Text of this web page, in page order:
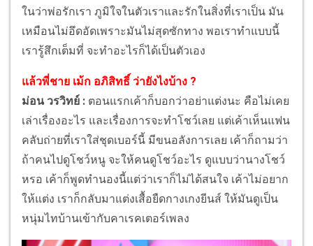
ในว่าพ่อรักเรา ภูมิใจในตัวเราและรักในสิ่งที่เราเป็น มัน
เหมือนไม่อึดอัดเพราะมันไม่สุดซักทาง พอเราทำแบบนี้
เรารู้สึกเต็มที่ จะทำอะไรก็ได้เป็นตัวเอง
แล้วพี่ชาย เม้ก อภิสิทธิ์ ว่ายังไงบ้าง ?
ม่อน วรวิทย์ : ตอนแรกเค้าก็บอกว่าอย่าแต่งนะ คือไม่เคย
เล่าเรื่องอะไร และเรื่องการจะทำโชว์เลย แต่เค้าเห็นแฟน
คลับถ่ายที่เราใส่ชุดเบอร์นี้ มีขนอลังการเลย เค้าก็ถามว่า
ถ้าคนไปดูโชว์หนู จะให้คนดูโชว์อะไร ดูแบบว่านางโชว์
หรอ เค้าก็พูดทำนองนี้แต่ว่าเราก็ไม่ได้สนใจ เค้าไม่อยาก
ให้แต่ง เราก็กลับมาแต่งเสื้อยืดกางเกงยีนส์ ให้มันดูเป็น
หนุ่มไทบ้านเข้ากับคาเรคเตอร์เพลง